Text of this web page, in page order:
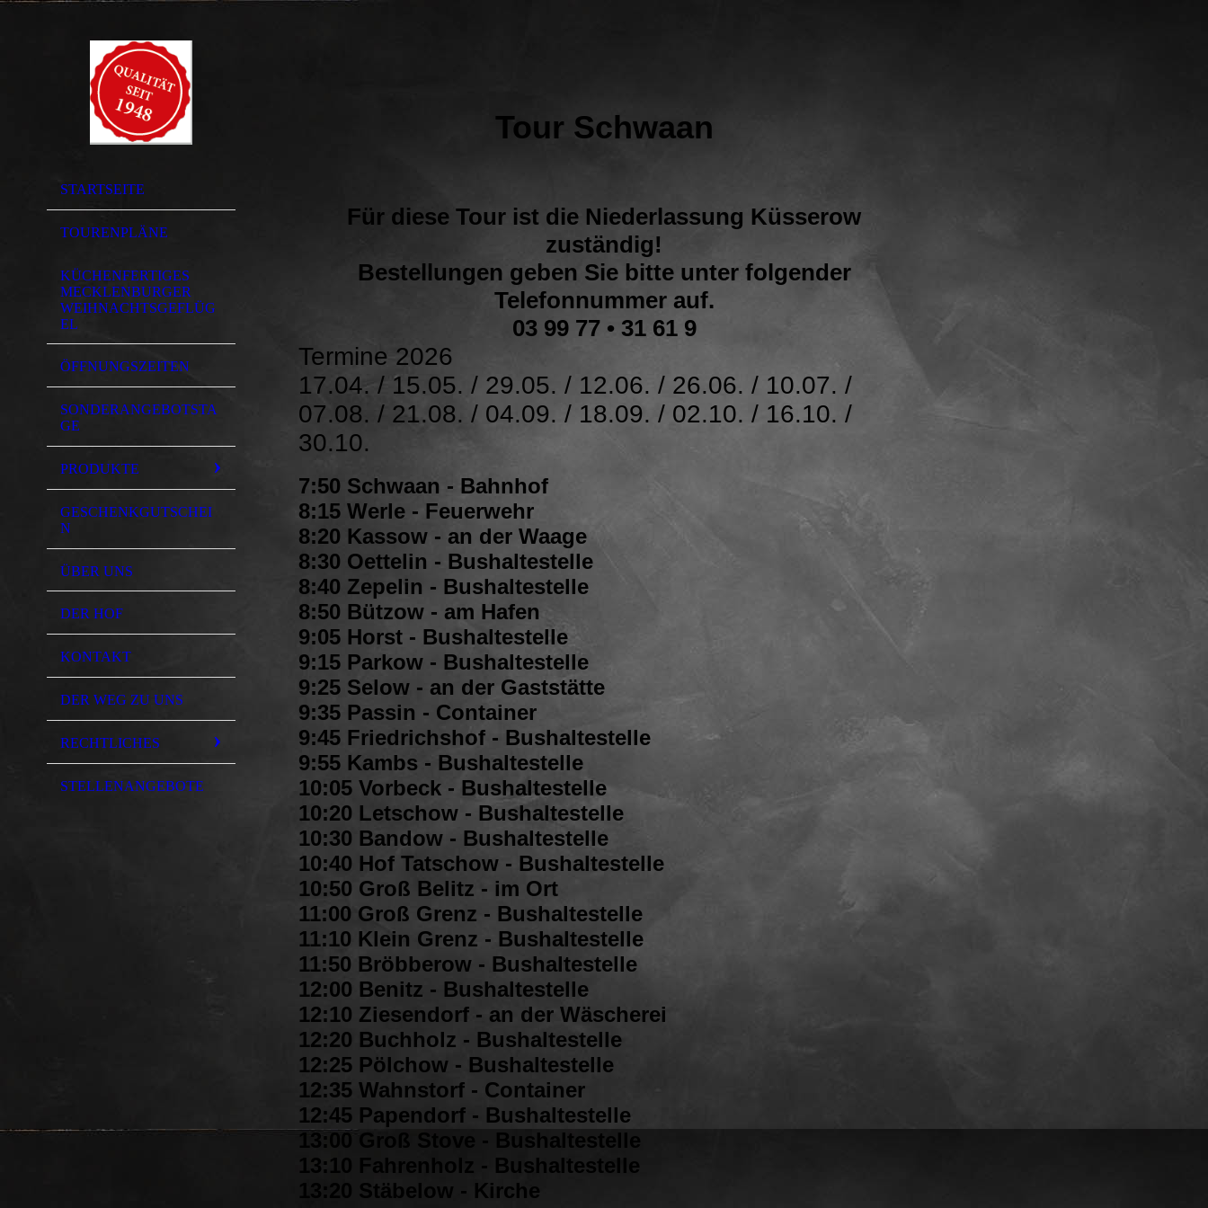
STARTSEITE
TOURENPLÄNE
KÜCHENFERTIGES
MECKLENBURGER
WEIHNACHTSGEFLÜG
EL
ÖFFNUNGSZEITEN
SONDERANGEBOTSTA
GE
PRODUKTE
GESCHENKGUTSCHEI
N
ÜBER UNS
DER HOF
KONTAKT
DER WEG ZU UNS
RECHTLICHES
STELLENANGEBOTE
Tour Schwaan
Für diese Tour ist die Niederlassung Küsserow
zuständig!
Bestellungen geben Sie bitte unter folgender
Telefonnummer auf.
03 99 77 • 31 61 9
Termine 2026
17.04. / 15.05. / 29.05. / 12.06. / 26.06. / 10.07. /
07.08. / 21.08. / 04.09. / 18.09. / 02.10. / 16.10. /
30.10.
7:50 Schwaan - Bahnhof
8:15 Werle - Feuerwehr
8:20 Kassow - an der Waage
8:30 Oettelin - Bushaltestelle
8:40 Zepelin - Bushaltestelle
8:50 Bützow - am Hafen
9:05 Horst - Bushaltestelle
9:15 Parkow - Bushaltestelle
9:25 Selow - an der Gaststätte
9:35 Passin - Container
9:45 Friedrichshof - Bushaltestelle
9:55 Kambs - Bushaltestelle
10:05 Vorbeck - Bushaltestelle
10:20 Letschow - Bushaltestelle
10:30 Bandow - Bushaltestelle
10:40 Hof Tatschow - Bushaltestelle
10:50 Groß Belitz - im Ort
11:00 Groß Grenz - Bushaltestelle
11:10 Klein Grenz - Bushaltestelle
11:50 Bröbberow - Bushaltestelle
12:00 Benitz - Bushaltestelle
12:10 Ziesendorf - an der Wäscherei
12:20 Buchholz - Bushaltestelle
12:25 Pölchow - Bushaltestelle
12:35 Wahnstorf - Container
12:45 Papendorf - Bushaltestelle
13:00 Groß Stove - Bushaltestelle
13:10 Fahrenholz - Bushaltestelle
13:20 Stäbelow - Kirche